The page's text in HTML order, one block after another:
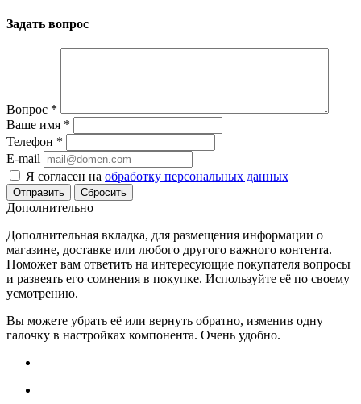
Задать вопрос
Вопрос *
Ваше имя *
Телефон *
E-mail
Я согласен на обработку персональных данных
Сбросить
Дополнительно
Дополнительная вкладка, для размещения информации о
магазине, доставке или любого другого важного контента.
Поможет вам ответить на интересующие покупателя вопросы
и развеять его сомнения в покупке. Используйте её по своему
усмотрению.
Вы можете убрать её или вернуть обратно, изменив одну
галочку в настройках компонента. Очень удобно.